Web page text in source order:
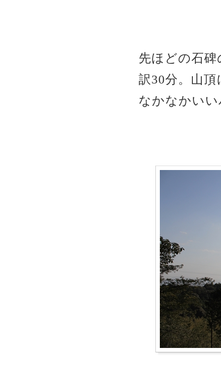
先ほどの石
訳30分。山
なかなかい